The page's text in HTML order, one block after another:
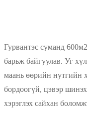
Гурвантэс суманд
барьж байгуулав. Уг
маань өөрийн нутгийн
бордоогүй, цэвэр
хэрэглэх сайхан